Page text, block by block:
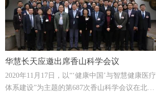
华慧长天应邀出席香山科学会议
2020年11月17日，以“‘健康中国’与智慧健康医疗
体系建设”为主题的第687次香山科学会议在北京